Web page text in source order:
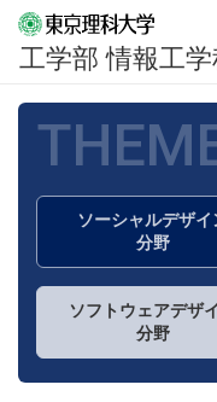
工学部 情報工
ソーシャルデザイ
分野
ソフトウェアデザ
分野